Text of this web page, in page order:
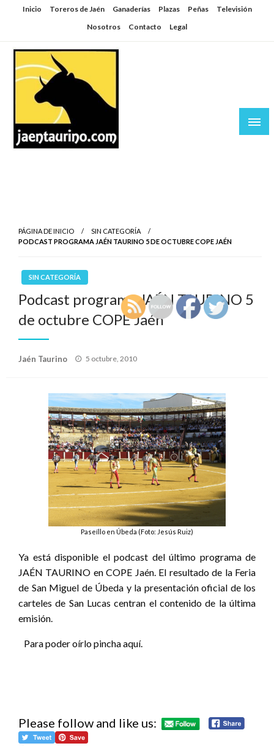
SaltarInicio Toreros de Jaén Ganaderías Plazas Peñas
Televisión
Nosotros
Contacto Legal
PÁGINA DE INICIO
SIN CATEGORÍA
PODCAST PROGRAMA JAÉN TAURINO 5 DE OCTUBRE COPE JAÉN
SIN CATEGORÍA
Podcast programa JAÉN TAURINO 5
de octubre COPE Jaén
Jaén Taurino
Publicado
5 octubre, 2010
Paseíllo en Úbeda (Foto: Jesús Ruiz)
Ya está disponible el podcast del último programa de
JAÉN TAURINO en COPE Jaén. El resultado de la Feria
de San Miguel de Úbeda y la presentación oficial de los
carteles de San Lucas centran el contenido de la última
emisión.
Para poder oírlo pincha aquí.
Please follow and like us: